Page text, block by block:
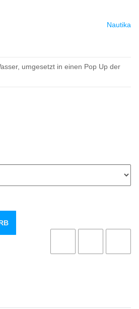
Nautika
umgesetzt in einen Pop Up der